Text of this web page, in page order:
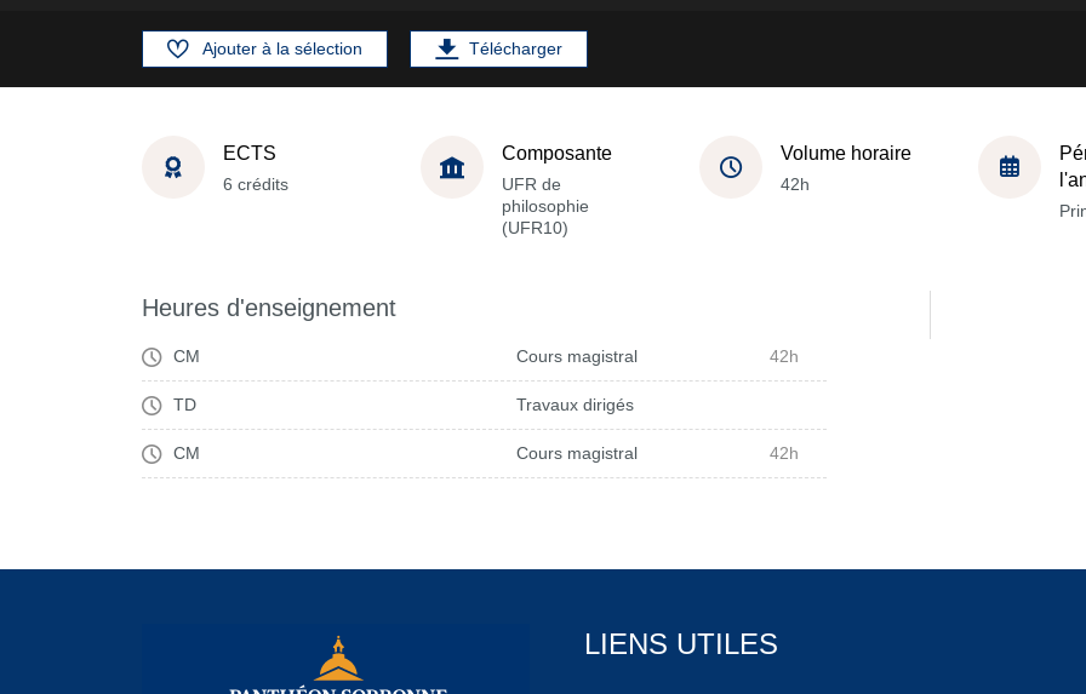
Ajouter à la sélection Télécharger
ECTS
6 crédits
Composante
UFR de
philosophie
(UFR10)
Volume horaire
42h
Heures d'enseignement
CM Cours magistral 42h
TD Travaux dirigés
CM Cours magistral 42h
LIENS UTILES